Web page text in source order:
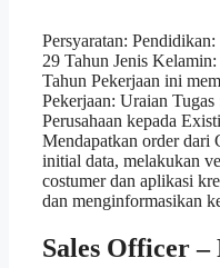
Persyaratan:
29 Tahun Jenis
Tahun Pekerjaan ini
Pekerjaan: Uraian
Perusahaan kepada
Mendapatkan order dari
initial data, melakukan
costumer dan aplikasi
dan menginformasikan
Sales Officer –